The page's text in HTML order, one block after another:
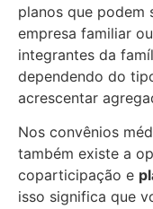
planos que podem
empresa familiar
integrantes da
dependendo do
acrescentar
Nos convênios
também existe a
coparticipação e
isso significa que